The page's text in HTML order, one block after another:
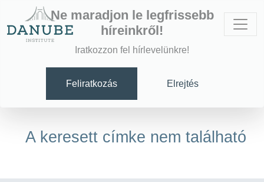
Ne maradjon le legfrissebb
híreinkről!
Iratkozzon fel hírlevelünkre!
Feliratkozás Elrejtés
A keresett címke nem található